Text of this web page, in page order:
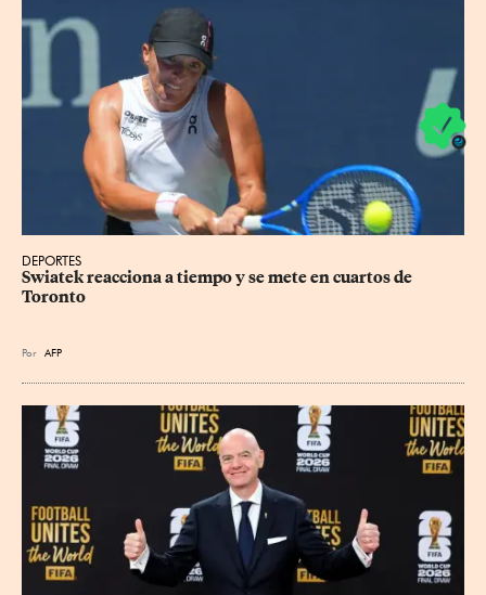
DEPORTES
Swiatek reacciona a tiempo y se mete en cuartos de
Toronto
Por AFP